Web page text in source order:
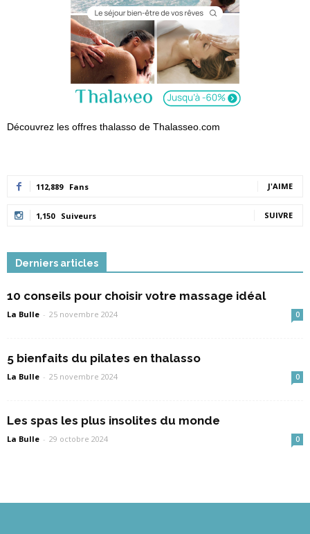
Découvrez les offres thalasso de Thalasseo.com
112,889 Fans J'AIME
1,150 Suiveurs SUIVRE
Derniers articles
10 conseils pour choisir votre massage idéal
La Bulle - 25 novembre 2024 0
5 bienfaits du pilates en thalasso
La Bulle - 25 novembre 2024 0
Les spas les plus insolites du monde
La Bulle - 29 octobre 2024 0